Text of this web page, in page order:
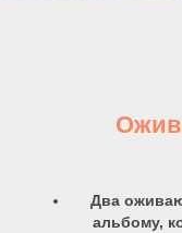
Два
альбому,